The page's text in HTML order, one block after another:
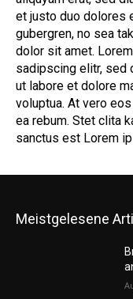
et justo duo dolores
gubergren, no sea
dolor sit amet.
sadipscing elitr, sed
ut labore et dolore
voluptua. At vero
ea rebum. Stet clita
sanctus est Lorem
Meistgelesene